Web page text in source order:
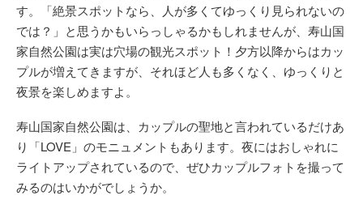
す。「絶景スポットなら、人が多くてゆっくり見られないの
では？」と思うかもいらっしゃるかもしれませんが、寿山国
家自然公園は実は穴場の観光スポット！夕方以降からはカッ
プルが増えてきますが、それほど人も多くなく、ゆっくりと
夜景を楽しめますよ。
寿山国家自然公園は、カップルの聖地と言われているだけあ
り「LOVE」のモニュメントもあります。夜にはおしゃれに
ライトアップされているので、ぜひカップルフォトを撮って
みるのはいかがでしょうか。